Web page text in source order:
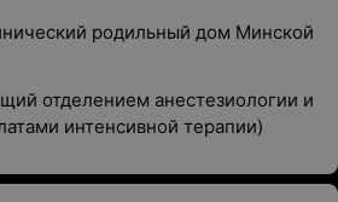
родильный дом Минской
отделением анестезиологии и
интенсивной терапии)